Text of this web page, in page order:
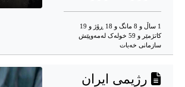
1 ساڵ و 8 مانگ و 18 ڕۆژ و 19
کاتژمێر و 59 خوله‌ک له‌مه‌وپێش‌
سازمانی خەبات
رژیمی ایران